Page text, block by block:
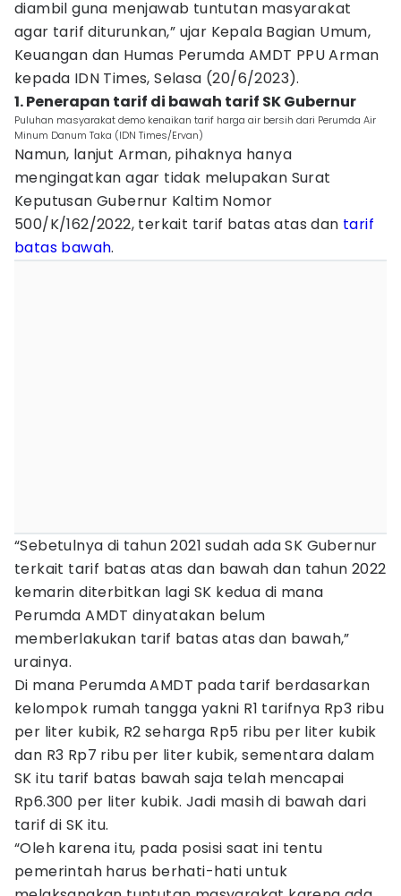
diambil guna menjawab tuntutan masyarakat
agar tarif diturunkan,” ujar Kepala Bagian Umum,
Keuangan dan Humas Perumda AMDT PPU Arman
kepada IDN Times, Selasa (20/6/2023).
1. Penerapan tarif di bawah tarif SK Gubernur
Puluhan masyarakat demo kenaikan tarif harga air bersih dari Perumda Air
Minum Danum Taka (IDN Times/Ervan)
Namun, lanjut Arman, pihaknya hanya
mengingatkan agar tidak melupakan Surat
Keputusan Gubernur Kaltim Nomor
500/K/162/2022, terkait tarif batas atas dan tarif
batas bawah.
“Sebetulnya di tahun 2021 sudah ada SK Gubernur
terkait tarif batas atas dan bawah dan tahun 2022
kemarin diterbitkan lagi SK kedua di mana
Perumda AMDT dinyatakan belum
memberlakukan tarif batas atas dan bawah,”
urainya.
Di mana Perumda AMDT pada tarif berdasarkan
kelompok rumah tangga yakni R1 tarifnya Rp3 ribu
per liter kubik, R2 seharga Rp5 ribu per liter kubik
dan R3 Rp7 ribu per liter kubik, sementara dalam
SK itu tarif batas bawah saja telah mencapai
Rp6.300 per liter kubik. Jadi masih di bawah dari
tarif di SK itu.
“Oleh karena itu, pada posisi saat ini tentu
pemerintah harus berhati-hati untuk